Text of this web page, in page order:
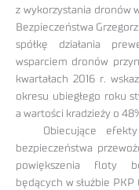
z wykorzystania dronów
Bezpieczeństwa
spółkę działania
wsparciem dronów
kwartałach 2016 r.
okresu ubiegłego roku
a wartości kradzieży o
Obiecujące efekty i
bezpieczeństwa
powiększenia floty
będących w służbie PKP